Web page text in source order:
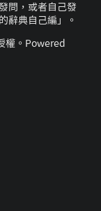
問，或者自己發
辭典自己編」。
權。Powered